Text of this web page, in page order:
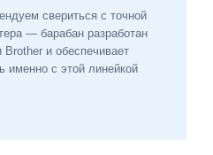
свериться с точной
— барабан разработан
и обеспечивает
именно с этой линейкой